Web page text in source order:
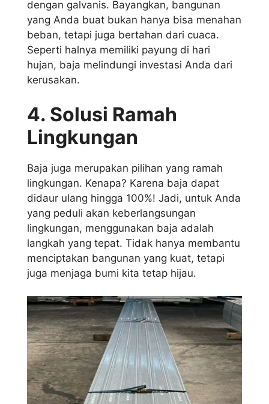
dengan galvanis. Bayangkan, bangunan
yang Anda buat bukan hanya bisa menahan
beban, tetapi juga bertahan dari cuaca.
Seperti halnya memiliki payung di hari
hujan, baja melindungi investasi Anda dari
kerusakan.
4. Solusi Ramah
Lingkungan
Baja juga merupakan pilihan yang ramah
lingkungan. Kenapa? Karena baja dapat
didaur ulang hingga 100%! Jadi, untuk Anda
yang peduli akan keberlangsungan
lingkungan, menggunakan baja adalah
langkah yang tepat. Tidak hanya membantu
menciptakan bangunan yang kuat, tetapi
juga menjaga bumi kita tetap hijau.